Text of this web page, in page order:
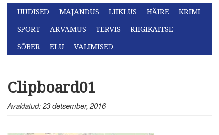
UUDISED MAJANDUS LIIKLUS HÄIRE
KRIMI
SPORT
ARVAMUS TERVIS
RIIGIKAITSE
SÕBER
ELU VALIMISED
Clipboard01
Avaldatud: 23 detsember, 2016